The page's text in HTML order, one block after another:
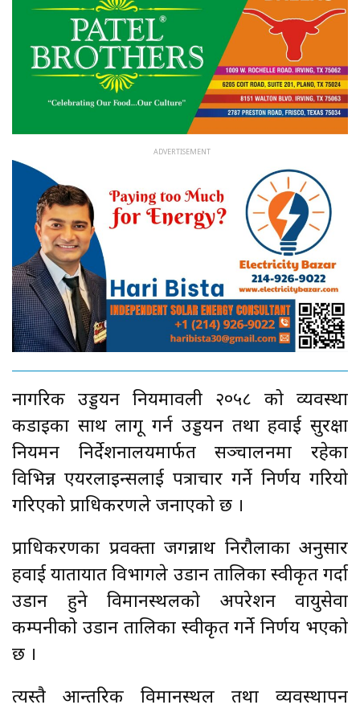
नागरिक उड्डयन नियमावली २०५८ को व्यवस्था
कडाइका साथ लागू गर्न उड्डयन तथा हवाई सुरक्षा
नियमन निर्देशनालयमार्फत सञ्चालनमा रहेका
विभिन्न एयरलाइन्सलाई पत्राचार गर्ने निर्णय गरियो
गरिएको प्राधिकरणले जनाएको छ ।
प्राधिकरणका प्रवक्ता जगन्नाथ निरौलाका अनुसार
हवाई यातायात विभागले उडान तालिका स्वीकृत गर्दा
उडान हुने विमानस्थलको अपरेशन वायुसेवा
कम्पनीको उडान तालिका स्वीकृत गर्ने निर्णय भएको
छ ।
त्यस्तै आन्तरिक विमानस्थल तथा व्यवस्थापन